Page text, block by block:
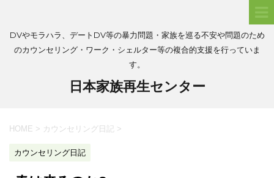
DVやモラハラ、デートDV等の暴力問題・家族を巡る不安や問題のため
のカウンセリング・ワーク・シェルター等の複合的支援を行っていま
す。
日本家族再生センター
HOME > カウンセリング日記 >
カウンセリング日記